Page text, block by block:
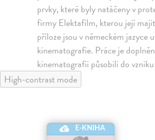
prvky, které byly natáčeny v
firmy Elektafilm, kterou její
příloze jsou v německém jazyce
kinematografie. Práce je
kinematografii působili do
High-contrast mode
E-KNIHA